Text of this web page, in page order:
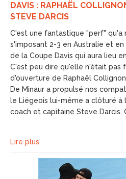
DAVIS : RAPHAËL
STEVE DARCIS
C'est une fantastique "perf" qu'a
s'imposant 2-3 en Australie et
de la Coupe Davis qui aura lieu
C'est peu dire qu'elle n'était pas
d'ouverture de Raphaël
De Minaur a propulsé nos
le Liégeois lui-même a clôturé à
coach et capitaine Steve Darcis.
Lire plus